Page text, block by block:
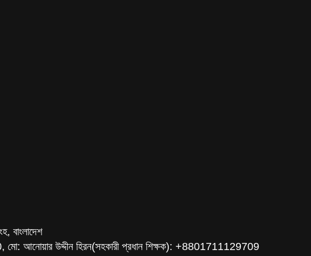
বাংলাদেশ
আনোয়ার উদ্দীন হিরন(সহকারী প্রধান শিক্ষক): +8801711129709